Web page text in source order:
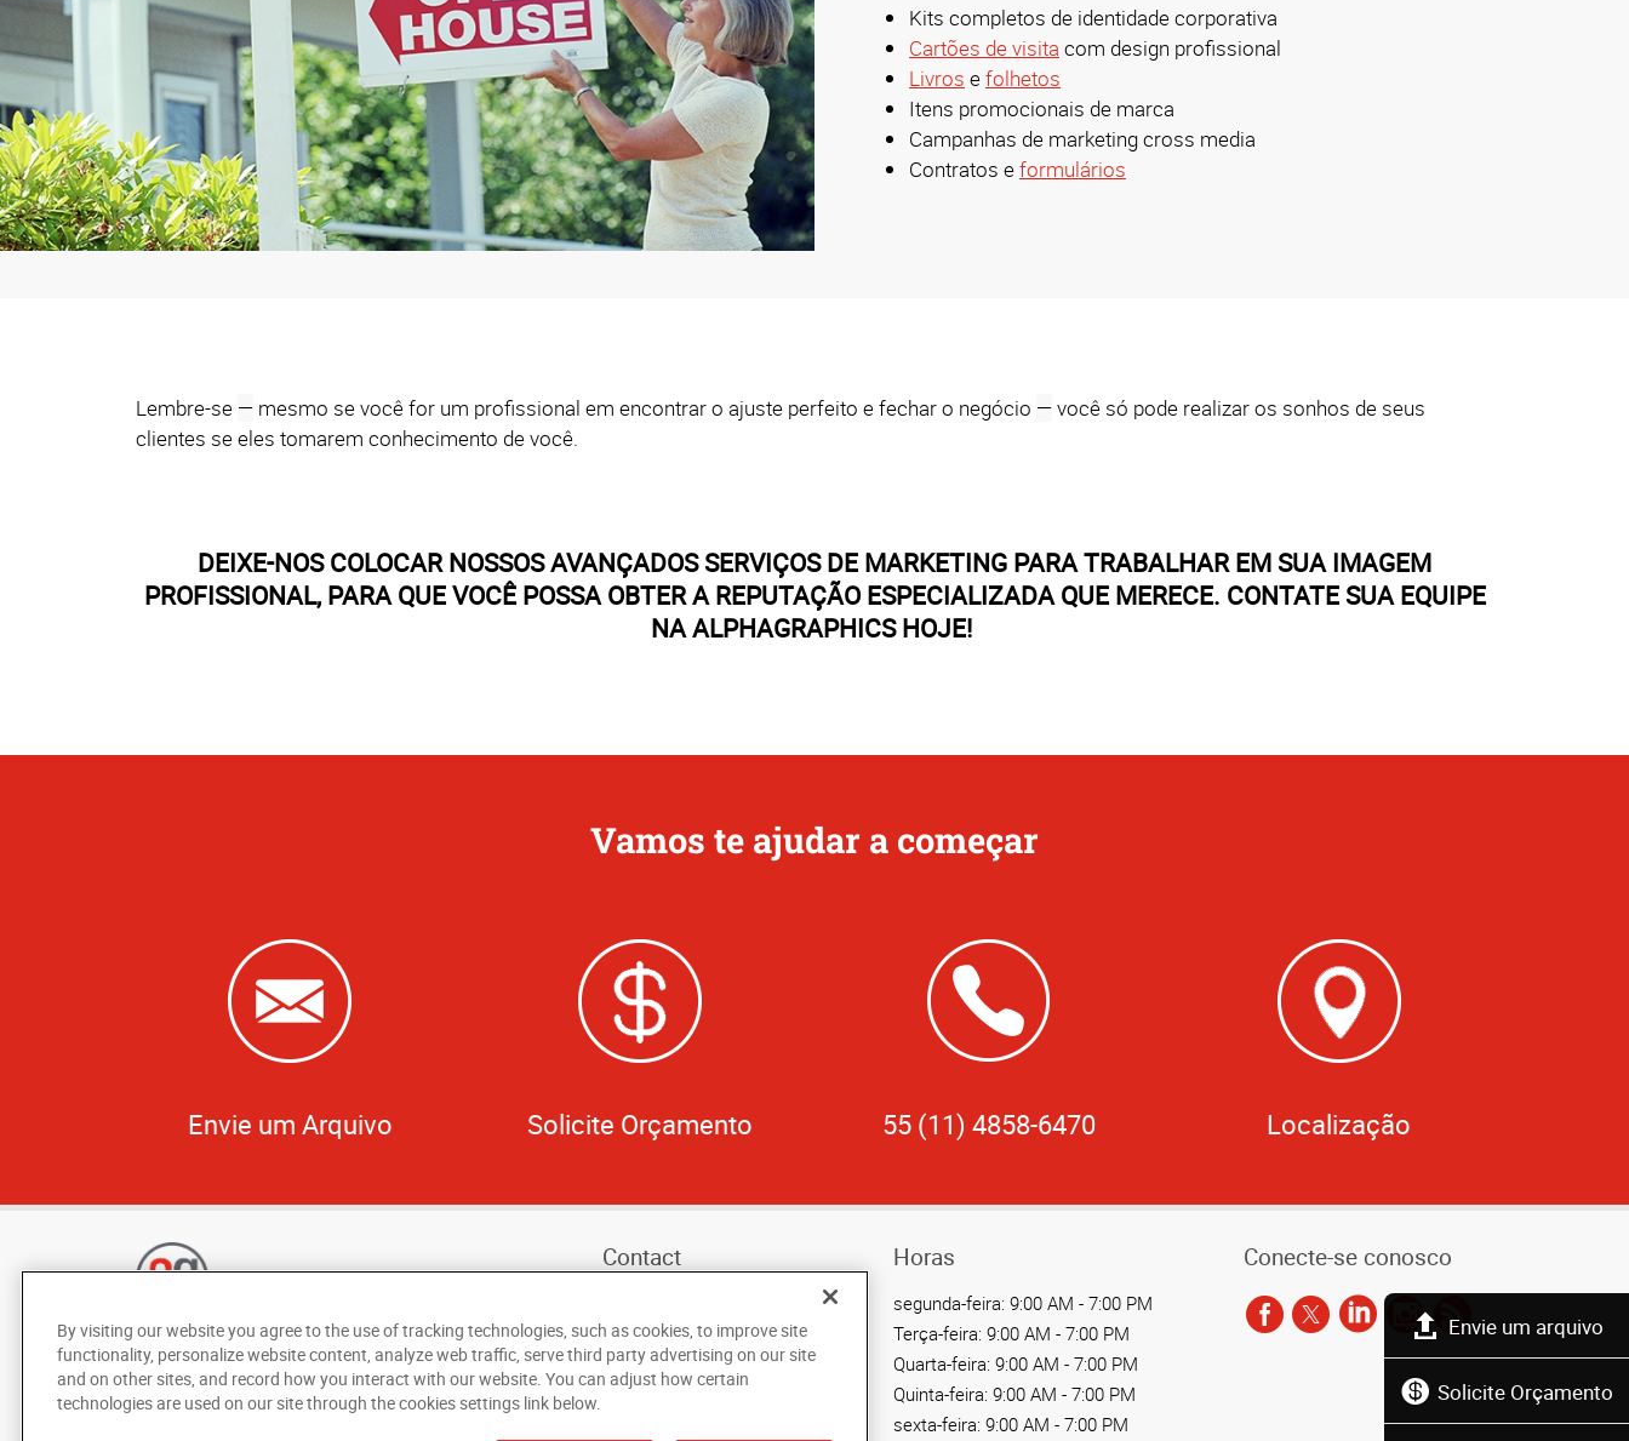
Envie um arquivo
Solicite Orçamento
Kits completos de identidade corporativa
Cartões de visita com design profissional
Livros efolhetos
Itens promocionais de marca
Campanhas de marketing cross media
Contratos eformulários
Lembre-se — mesmo se você for um profissional em encontrar o ajuste perfeito e fechar o negócio —você só pode realizar os sonhos de seus
clientes se eles tomarem conhecimento de você.
DEIXE-NOS COLOCAR NOSSOS AVANÇADOS SERVIÇOS DE MARKETING PARA TRABALHAR EM SUA IMAGEM
PROFISSIONAL, PARA QUE VOCÊ POSSA OBTER A REPUTAÇÃO ESPECIALIZADA QUE MERECE. CONTATE SUA EQUIPE
NA ALPHAGRAPHICS HOJE!
Vamos te ajudar a começar
Envie um Arquivo Solicite Orçamento 55 (11) 4858-6470 Localização
Contact
Call Us 55 (11) 4858-6470
Send an Email
Av. Portugal, 1566 - Centro
Horas
segunda-feira: 9:00 AM - 7:00 PM
Terça-feira: 9:00 AM - 7:00 PM
Quarta-feira: 9:00 AM - 7:00 PM
Quinta-feira: 9:00 AM - 7:00 PM
sexta-feira: 9:00 AM - 7:00 PM
Conecte-se conosco
By visiting our website you agree to the use of tracking technologies, such as cookies, to improve site
functionality, personalize website content, analyze web traffic, serve third party advertising on our site
and on other sites, and record how you interact with our website. You can adjust how certain
technologies are used on our site through the cookies settings link below.